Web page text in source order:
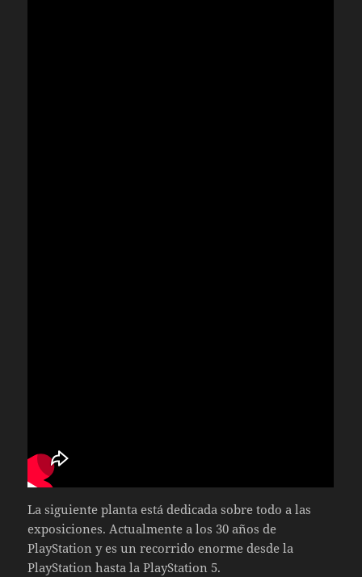
La siguiente planta está dedicada sobre todo a las
exposiciones. Actualmente a los 30 años de
PlayStation y es un recorrido enorme desde la
PlayStation hasta la PlayStation 5.